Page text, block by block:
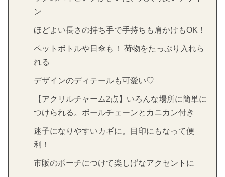
ン
ほどよい長さの持ち手で手持ちも肩かけもOK！
ペットボトルや日傘も！ 荷物をたっぷり入れら
れる
デザインのディテールも可愛い♡
【アクリルチャーム2点】いろんな場所に簡単に
つけられる。ボールチェーンとカニカン付き
迷子になりやすいカギに。目印にもなって便
利！
市販のポーチにつけて楽しげなアクセントに